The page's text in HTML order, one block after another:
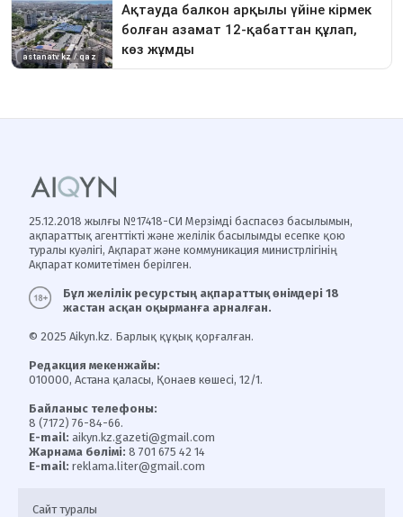
25.12.2018 жылғы №17418-СИ Мерзімді баспасөз басылымын,
ақпараттық агенттікті және желілік басылымды есепке қою
туралы куәлігі, Ақпарат және коммуникация министрлігінің
Ақпарат комитетімен берілген.
Бұл желілік ресурстың ақпараттық өнімдері 18
жастан асқан оқырманға арналған.
© 2025 Aikyn.kz. Барлық құқық қорғалған.
Редакция мекенжайы:
010000, Астана қаласы, Қонаев көшесі, 12/1.
Байланыс телефоны:
8 (7172) 76-84-66.
E-mail: aikyn.kz.gazeti@gmail.com
Жарнама бөлімі: 8 701 675 42 14
E-mail: reklama.liter@gmail.com
Сайт туралы